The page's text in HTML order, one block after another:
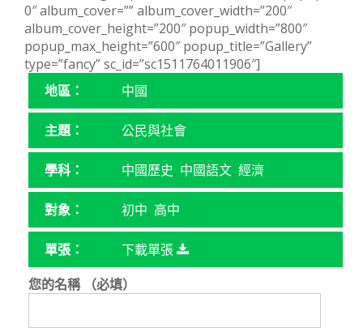
0″ album_cover=”” album_cover_width=”200″
album_cover_height=”200″ popup_width=”800″
popup_max_height=”600″ popup_title=”Gallery”
type=”fancy” sc_id=”sc1511764011906″]
地區：
中國
主題： 公民與社會
學科： 中國歷史, 中國語文, 經濟
對象： 初中, 高中
單張：
下載單張
您的名稱 （必填）